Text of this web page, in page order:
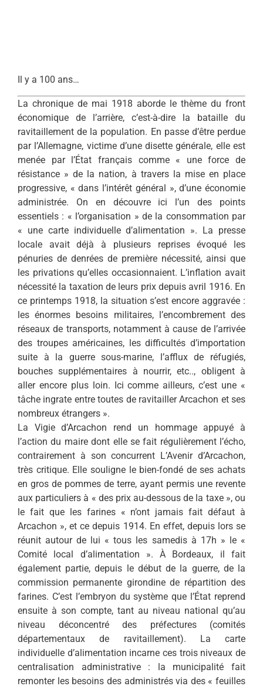
Il y a 100 ans…
La chronique de mai 1918 aborde le thème du front
économique de l’arrière, c’est-à-dire la bataille du
ravitaillement de la population. En passe d’être perdue
par l’Allemagne, victime d’une disette générale, elle est
menée par l’État français comme « une force de
résistance » de la nation, à travers la mise en place
progressive, « dans l’intérêt général », d’une économie
administrée. On en découvre ici l’un des points
essentiels : « l’organisation » de la consommation par
« une carte individuelle d’alimentation ». La presse
locale avait déjà à plusieurs reprises évoqué les
pénuries de denrées de première nécessité, ainsi que
les privations qu’elles occasionnaient. L’inflation avait
nécessité la taxation de leurs prix depuis avril 1916. En
ce printemps 1918, la situation s’est encore aggravée :
les énormes besoins militaires, l’encombrement des
réseaux de transports, notamment à cause de l’arrivée
des troupes américaines, les difficultés d’importation
suite à la guerre sous-marine, l’afflux de réfugiés,
bouches supplémentaires à nourrir, etc.., obligent à
aller encore plus loin. Ici comme ailleurs, c’est une «
tâche ingrate entre toutes de ravitailler Arcachon et ses
nombreux étrangers ».
La Vigie d’Arcachon rend un hommage appuyé à
l’action du maire dont elle se fait régulièrement l’écho,
contrairement à son concurrent L’Avenir d’Arcachon,
très critique. Elle souligne le bien-fondé de ses achats
en gros de pommes de terre, ayant permis une revente
aux particuliers à « des prix au-dessous de la taxe », ou
le fait que les farines « n’ont jamais fait défaut à
Arcachon », et ce depuis 1914. En effet, depuis lors se
réunit autour de lui « tous les samedis à 17h » le «
Comité local d’alimentation ». À Bordeaux, il fait
également partie, depuis le début de la guerre, de la
commission permanente girondine de répartition des
farines. C’est l’embryon du système que l’État reprend
ensuite à son compte, tant au niveau national qu’au
niveau déconcentré des préfectures (comités
départementaux de ravitaillement). La carte
individuelle d’alimentation incarne ces trois niveaux de
centralisation administrative : la municipalité fait
remonter les besoins des administrés via des « feuilles